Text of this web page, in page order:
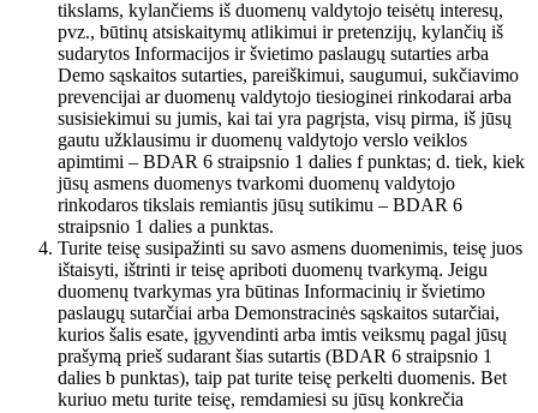
tikslams, kylančiems iš duomenų valdytojo teisėtų interesų,
pvz., būtinų atsiskaitymų atlikimui ir pretenzijų, kylančių iš
sudarytos Informacijos ir švietimo paslaugų sutarties arba
Demo sąskaitos sutarties, pareiškimui, saugumui, sukčiavimo
prevencijai ar duomenų valdytojo tiesioginei rinkodarai arba
susisiekimui su jumis, kai tai yra pagrįsta, visų pirma, iš jūsų
gautu užklausimu ir duomenų valdytojo verslo veiklos
apimtimi – BDAR 6 straipsnio 1 dalies f punktas; d. tiek, kiek
jūsų asmens duomenys tvarkomi duomenų valdytojo
rinkodaros tikslais remiantis jūsų sutikimu – BDAR 6
straipsnio 1 dalies a punktas.
Turite teisę susipažinti su savo asmens duomenimis, teisę juos
ištaisyti, ištrinti ir teisę apriboti duomenų tvarkymą. Jeigu
duomenų tvarkymas yra būtinas Informacinių ir švietimo
paslaugų sutarčiai arba Demonstracinės sąskaitos sutarčiai,
kurios šalis esate, įgyvendinti arba imtis veiksmų pagal jūsų
prašymą prieš sudarant šias sutartis (BDAR 6 straipsnio 1
dalies b punktas), taip pat turite teisę perkelti duomenis. Bet
kuriuo metu turite teisę, remdamiesi su jūsų konkrečia